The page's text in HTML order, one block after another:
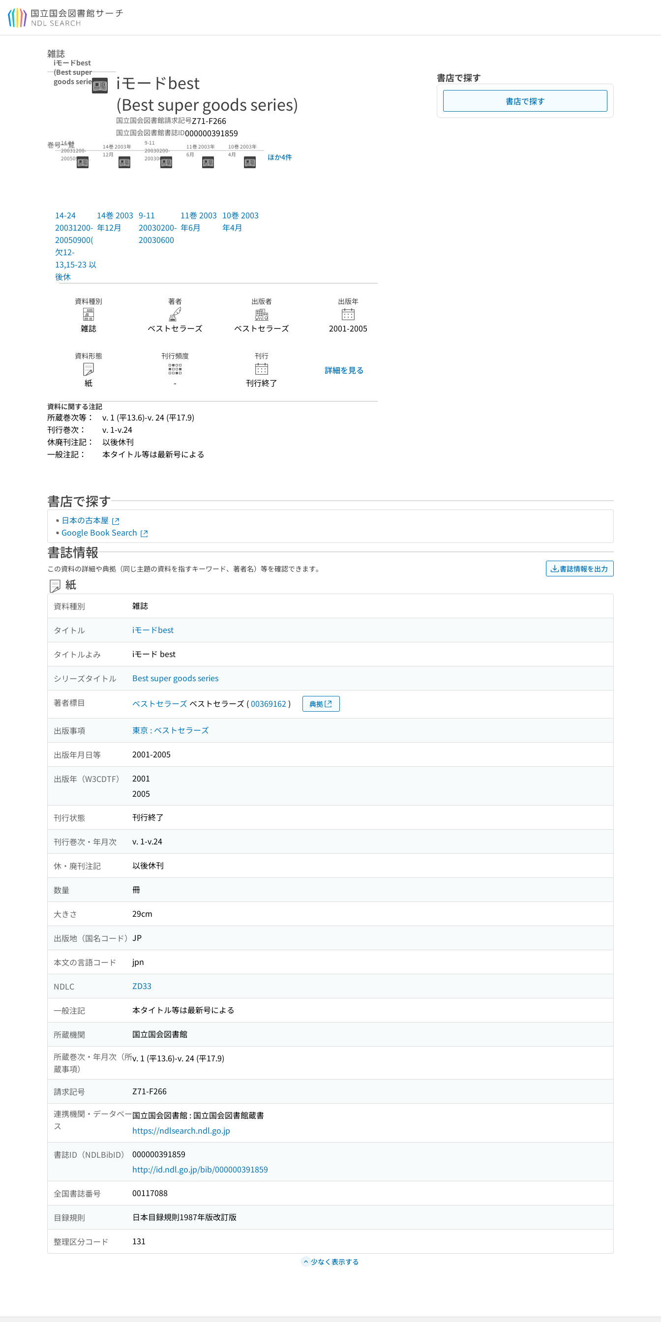
本文へ移動
雑誌
iモードbest
(Best super
goods series)
iモードbest
(Best super goods series)
国立国会図書館請求記号Z71-F266
国立国会図書館書誌ID000000391859
巻号一覧
14-24
20031200-
20050900(欠
12-13,15-23
14-24
20031200-
20050900(
欠12-
13,15-23 以
後休
14巻 2003年
12月
14巻 2003
年12月
9-11
20030200-
20030600
9-11
20030200-
20030600
11巻 2003年
6月
11巻 2003
年6月
10巻 2003年
4月
10巻 2003
年4月
ほか4件
資料種別
雑誌
著者
ベストセラーズ
出版者
ベストセラーズ
出版年
2001-2005
資料形態
紙
刊行頻度
-
刊行
刊行終了
詳細を見る
資料に関する注記
所蔵巻次等：
v. 1 (平13.6)-v. 24 (平17.9)
刊行巻次：
v. 1-v.24
休廃刊注記：
以後休刊
一般注記：
本タイトル等は最新号による
書店で探す
書店で探す
書店で探す
日本の古本屋
Google Book Search
書誌情報
この資料の詳細や典拠（同じ主題の資料を指すキーワード、著者名）等を確認できます。 書誌情報を出力
紙
資料種別 雑誌
タイトル iモードbest
タイトルよみ iモード best
シリーズタイトル Best super goods series
著者標目 ベストセラーズ ベストセラーズ (00369162 ) 典拠
出版事項 東京 : ベストセラーズ
出版年月日等 2001-2005
出版年（W3CDTF）
2001
2005
刊行状態 刊行終了
刊行巻次・年月次 v. 1-v.24
休・廃刊注記 以後休刊
数量 冊
大きさ 29cm
出版地（国名コード） JP
本文の言語コード jpn
NDLC ZD33
一般注記 本タイトル等は最新号による
所蔵機関
国立国会図書館
所蔵巻次・年月次（所
蔵事項）
v. 1 (平13.6)-v. 24 (平17.9)
請求記号
Z71-F266
連携機関・データベー
ス
国立国会図書館 : 国立国会図書館蔵書
https://ndlsearch.ndl.go.jp
書誌ID（NDLBibID）
000000391859
http://id.ndl.go.jp/bib/000000391859
全国書誌番号 00117088
目録規則 日本目録規則1987年版改訂版
整理区分コード 131
少なく表示する